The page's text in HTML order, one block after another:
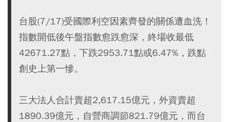
台股(7/17)受國際利空因素齊發的關係遭血洗！
指數開低後午盤指數愈跌愈深，終場收最低
42671.27點，下跌2953.71點或6.47%，跌點
創史上第一慘。
三大法人合計賣超2,617.15億元，外資賣超
1890.39億元，自營商調節821.79億元，而台